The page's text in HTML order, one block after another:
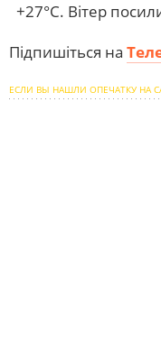
+27°С. Вітер
Підпишіться на
ЕСЛИ ВЫ НАШЛИ ОПЕЧАТКУ НА